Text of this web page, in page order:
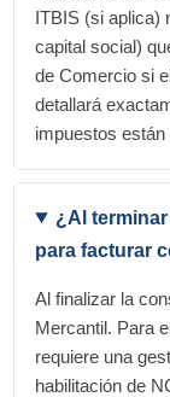
ITBIS (si aplica)
capital social)
de Comercio si
detallará
impuestos están
¿Al
para facturar
Al finalizar la
Mercantil. Para
requiere una
habilitación de